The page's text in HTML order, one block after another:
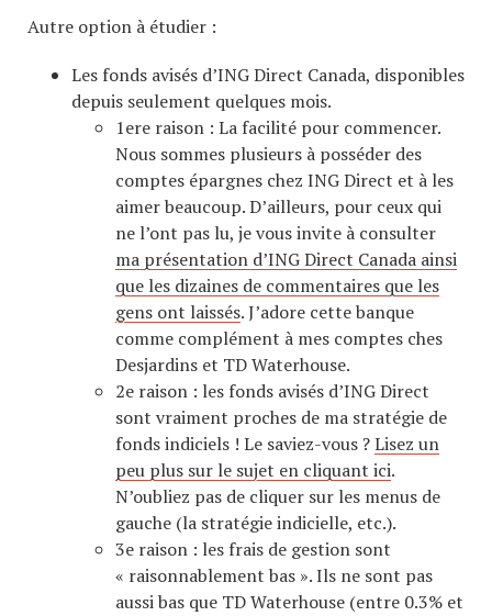
Autre option à étudier :
Les fonds avisés d’ING Direct Canada, disponibles
depuis seulement quelques mois.
1ere raison : La facilité pour commencer.
Nous sommes plusieurs à posséder des
comptes épargnes chez ING Direct et à les
aimer beaucoup. D’ailleurs, pour ceux qui
ne l’ont pas lu, je vous invite à consulter
ma présentation d’ING Direct Canada ainsi
que les dizaines de commentaires que les
gens ont laissés. J’adore cette banque
comme complément à mes comptes ches
Desjardins et TD Waterhouse.
2e raison : les fonds avisés d’ING Direct
sont vraiment proches de ma stratégie de
fonds indiciels ! Le saviez-vous ?Lisez un
peu plus sur le sujet en cliquant ici.
N’oubliez pas de cliquer sur les menus de
gauche (la stratégie indicielle, etc.).
3e raison : les frais de gestion sont
« raisonnablement bas ». Ils ne sont pas
aussi bas que TD Waterhouse (entre 0.3% et